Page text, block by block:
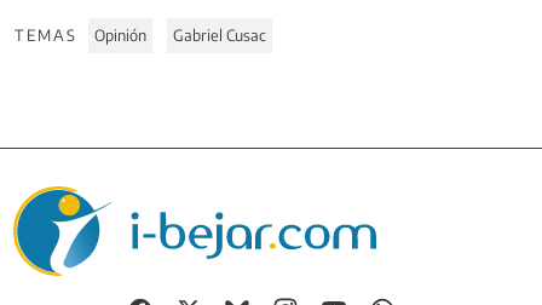
TEMAS Opinión Gabriel Cusac